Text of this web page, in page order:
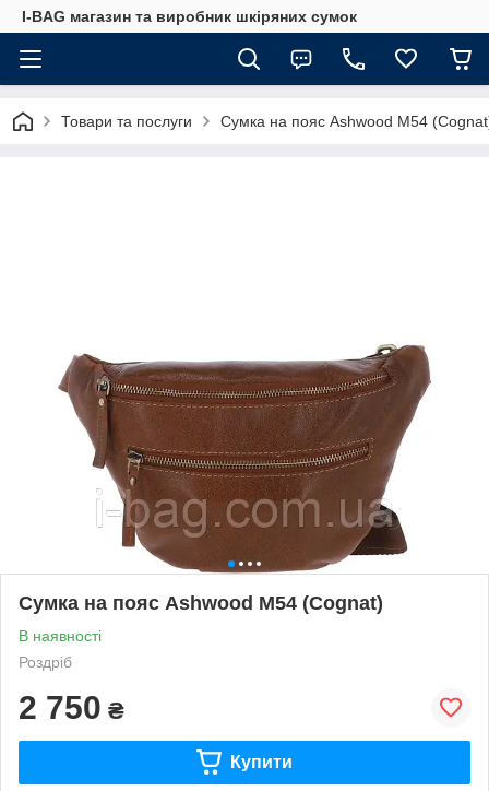
I-BAG магазин та виробник шкіряних сумок
Товари та послуги Сумка на пояс Ashwood M54
Сумка на пояс Ashwood M54 (Cognat)
В наявності
Роздріб
2 750 ₴
Купити